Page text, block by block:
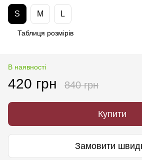
S M L
Таблиця розмірів
В наявності
420 грн 840 грн
Купити
Замовити